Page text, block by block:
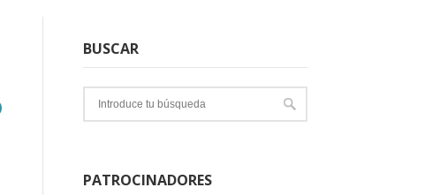
BUSCAR
PATROCINADORES